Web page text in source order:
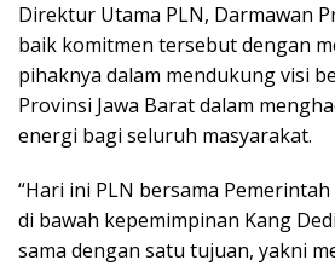
Direktur Utama PLN, Darmawan
baik komitmen tersebut dengan
pihaknya dalam mendukung visi
Provinsi Jawa Barat dalam
energi bagi seluruh masyarakat.
“Hari ini PLN bersama
di bawah kepemimpinan Kang
sama dengan satu tujuan, yakni